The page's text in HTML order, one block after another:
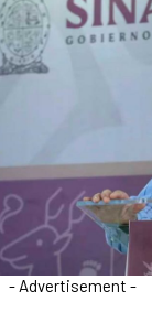
- Advertisement -